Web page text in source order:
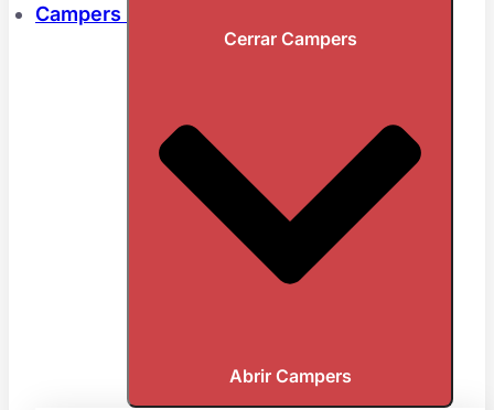
Campers
Cerrar Campers
Abrir Campers